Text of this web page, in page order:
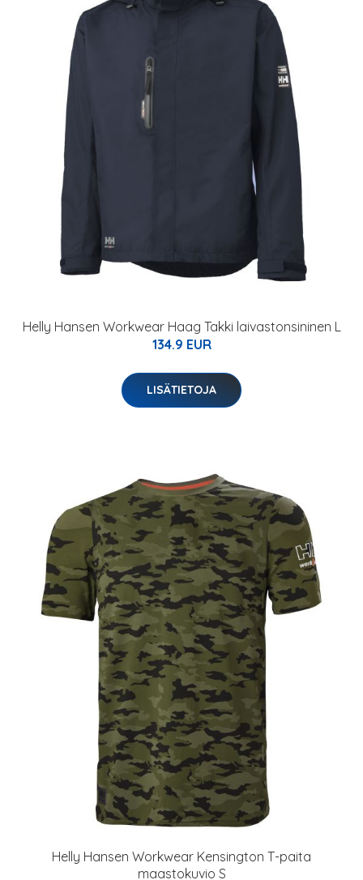
Helly Hansen Workwear Haag Takki laivastonsininen L
134.9 EUR
LISÄTIETOJA
Helly Hansen Workwear Kensington T-paita
maastokuvio S